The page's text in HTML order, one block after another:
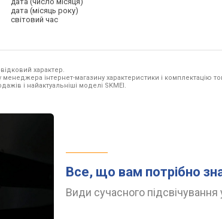
дата (місяць року)
світовий час
характер.
інтернет-магазину характеристики і комплектацію
і найактуальніші моделі SKMEI.
Все, що вам потрібно
Види сучасного